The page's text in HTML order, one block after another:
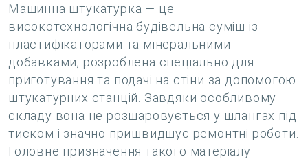
Машинна штукатурка — це
високотехнологічна будівельна суміш із
пластифікаторами та мінеральними
добавками, розроблена спеціально для
приготування та подачі на стіни за допомогою
штукатурних станцій. Завдяки особливому
складу вона не розшаровується у шлангах під
тиском і значно пришвидшує ремонтні роботи.
Головне призначення такого матеріалу